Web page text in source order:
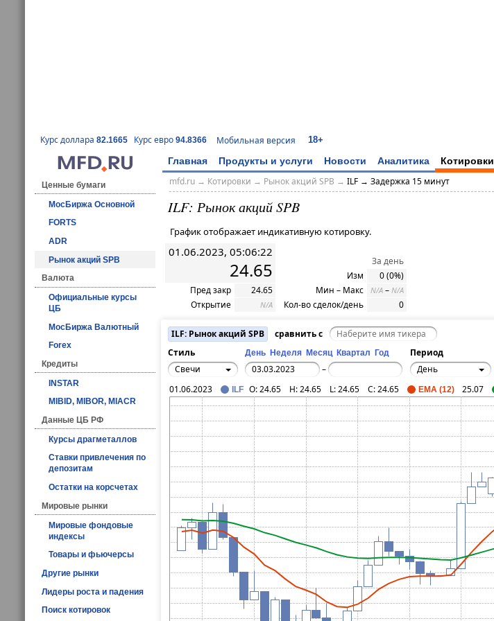
Курс доллара 82.1665 Курс евро 94.8366 Мобильная версия 18+
Главная Продукты и услуги Новости Аналитика Котировки
Ценные бумаги
МосБиржа Основной
FORTS
ADR
Рынок акций SPB
Валюта
Официальные курсы
ЦБ
МосБиржа Валютный
Forex
Кредиты
INSTAR
MIBID, MIBOR, MIACR
Данные ЦБ РФ
Курсы драгметаллов
Ставки привлечения по
депозитам
Остатки на корсчетах
Мировые рынки
Мировые фондовые
индексы
Товары и фьючерсы
Другие рынки
Лидеры роста и падения
Поиск котировок
mfd.ru→ Котировки → Рынок акций SPB → ILF → Задержка 15 минут
ILF: Рынок акций SPB
График отображает индикативную котировку.
01.06.2023, 05:06:22
24.65
Пред закр
24.65
Открытие
N/A
За день
Изм
0 (0%)
Мин – Макс
N/A – N/A
Кол-во сделок/день 0
ILF: Рынок акций SPB
сравнить с
Стиль
День Неделя Месяц Квартал Год Период
Свечи
– День
01.06.2023 ILF O:24.65 H:24.65 L:24.65 C:24.65 EMA (12) 25.07